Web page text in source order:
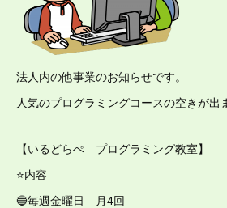
法人内の他事業のお知らせです。
人気のプログラミングコースの空きが出
【いるどらぺ プログラミング教室】
⭐内容
🔵毎週金曜日 月4回